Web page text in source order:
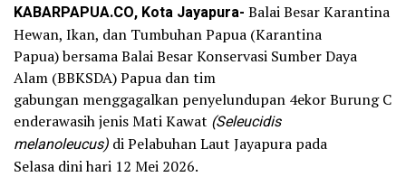
KABARPAPUA.CO, Kota Jayapura- Balai Besar Karantina
Hewan, Ikan, dan Tumbuhan Papua (Karantina
Papua) bersama Balai Besar Konservasi Sumber Daya
Alam (BBKSDA) Papua dan tim
gabungan menggagalkan penyelundupan 4ekor Burung C
enderawasih jenis Mati Kawat (Seleucidis
melanoleucus) di Pelabuhan Laut Jayapura pada
Selasa dini hari 12 Mei 2026.